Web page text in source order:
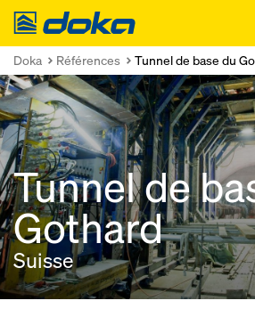
Doka
Doka Références Tunnel de base du
Tunnel de
Gothard
Suisse